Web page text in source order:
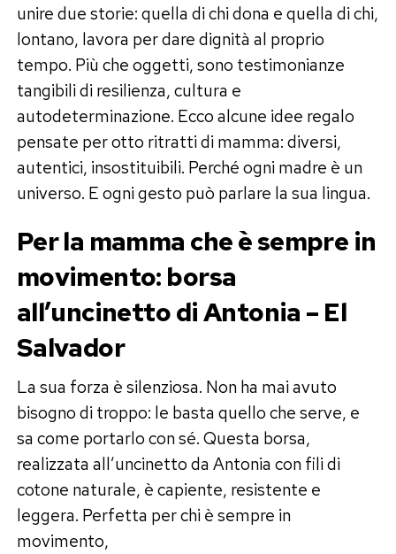
unire due storie: quella di chi dona e quella di chi,
lontano, lavora per dare dignità al proprio
tempo. Più che oggetti, sono testimonianze
tangibili di resilienza, cultura e
autodeterminazione. Ecco alcune idee regalo
pensate per otto ritratti di mamma: diversi,
autentici, insostituibili. Perché ogni madre è un
universo. E ogni gesto può parlare la sua lingua.
Per la mamma che è sempre in
movimento: borsa
all’uncinetto di Antonia – El
Salvador
La sua forza è silenziosa. Non ha mai avuto
bisogno di troppo: le basta quello che serve, e
sa come portarlo con sé. Questa borsa,
realizzata all’uncinetto da Antonia con fili di
cotone naturale, è capiente, resistente e
leggera. Perfetta per chi è sempre in
movimento,